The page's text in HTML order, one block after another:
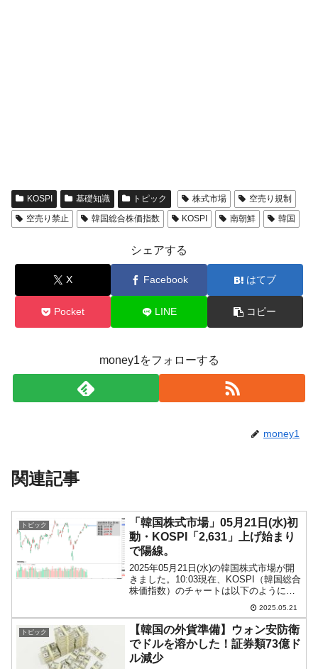
KOSPI 基礎知識 トピック 株式市場
空売り規制
空売り禁止
韓国総合株価指数 KOSPI 南朝鮮 韓国
シェアする
X Facebook はてブ
Pocket LINE コピー
money1をフォローする
money1
関連記事
トピック
「韓国株式市場」05月21日(水)初
動・KOSPI「2,631」上げ始まり
で陽線。
2025年05月21日(水)の韓国株式市場が開
きました。10:03現在、KOSPI（韓国総合
株価指数）のチャートは以下のようにな
『Investing.com』より引用）。上げて始
まっており、現在のところ陽線。
KOSPI...
2025.05.21
トピック
【韓国の外貨準備】ウォン安防衛
でドルを溶かした！証券類73億ド
ル減少